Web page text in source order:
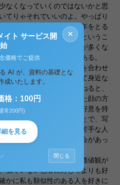
なくなっていくのではないかと思
てりゃそれでいいのよ。やっぱり
っていたぐらいである。年をとる
すらぎを求める人が多いというこ
とともに心が疲れることが多くな
言う私も最近疲れ気味である。
空間的接近とは頻繁に顔を合わせ
る。例えば、本人を含めて身近な
顔かどちらが好きかと尋ねると、
言うが、本人は鏡に映った顔の方
も見慣れている顔の方が好意を持
れは私自身よく感じることで、写
る。写真を撮られるのが苦手な人
いるのかもしれない。機会があっ
性とは、ものの考え方や価値観が
似ていない他者に対してよりも好
かに私も類似性のある人を好きに
×
イト サービス開
始
価格でご提供
AI が、資料の基礎とな
成いたします。
格：100円
常200円)
細を見る
閉じる